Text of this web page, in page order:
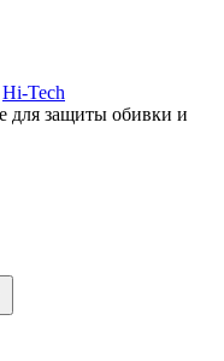
Hi-Tech
для защиты обивки и